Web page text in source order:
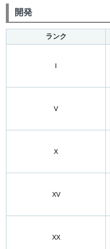
開発
ランク
V
X
XV
XX